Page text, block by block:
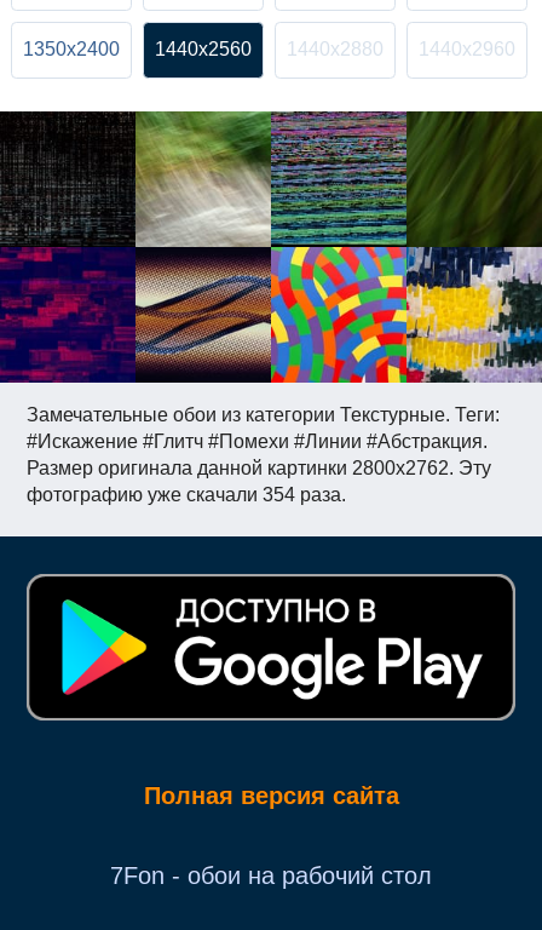
Замечательные обои из категории Текстурные. Теги:
#Искажение #Глитч #Помехи #Линии #Абстракция.
Размер оригинала данной картинки 2800x2762. Эту
фотографию уже скачали 354 раза.
1350x2400 1440x2560 1440x2880 1440x2960
Полная версия сайта
7Fon - обои на рабочий стол